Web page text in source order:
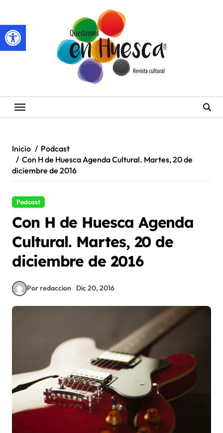
Abrir barra de herramientas
contenido
Inicio
Podcast
Con H de Huesca Agenda Cultural. Martes, 20 de
diciembre de 2016
Podcast
Con H de Huesca Agenda
Cultural. Martes, 20 de
diciembre de 2016
Por redaccion Dic 20, 2016